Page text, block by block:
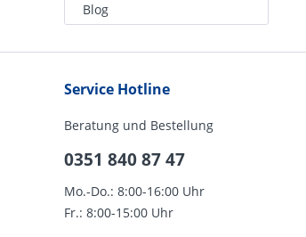
Blog
Service Hotline
Beratung und Bestellung
0351 840 87 47
Mo.-Do.: 8:00-16:00 Uhr
Fr.: 8:00-15:00 Uhr